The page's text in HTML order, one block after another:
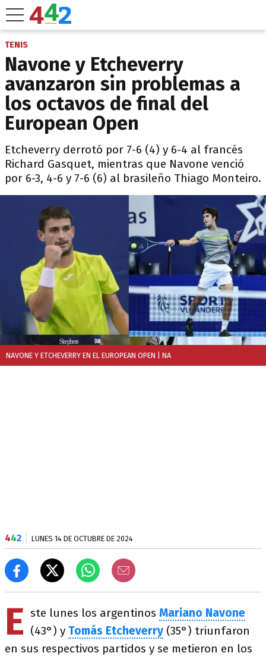
TENIS
Navone y Etcheverry
avanzaron sin problemas a
los octavos de final del
European Open
Etcheverry derrotó por 7-6 (4) y 6-4 al francés
Richard Gasquet, mientras que Navone venció
por 6-3, 4-6 y 7-6 (6) al brasileño Thiago Monteiro.
NAVONE Y ETCHEVERRY EN EL EUROPEAN OPEN | NA
442 LUNES 14 DE OCTUBRE DE 2024
E ste lunes los argentinos Mariano Navone
(43°) y Tomás Etcheverry (35°) triunfaron
en sus respectivos partidos y se metieron en los